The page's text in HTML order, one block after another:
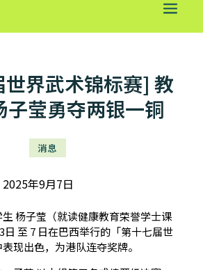
界武术锦标赛] 教
子莹勇夺两银一铜
消息
2025年9月7日
杨子莹（就读健康教育荣誉学士课
日 至 7 日在巴西举行的「第十七届世
现出色，为港队连夺奖牌。